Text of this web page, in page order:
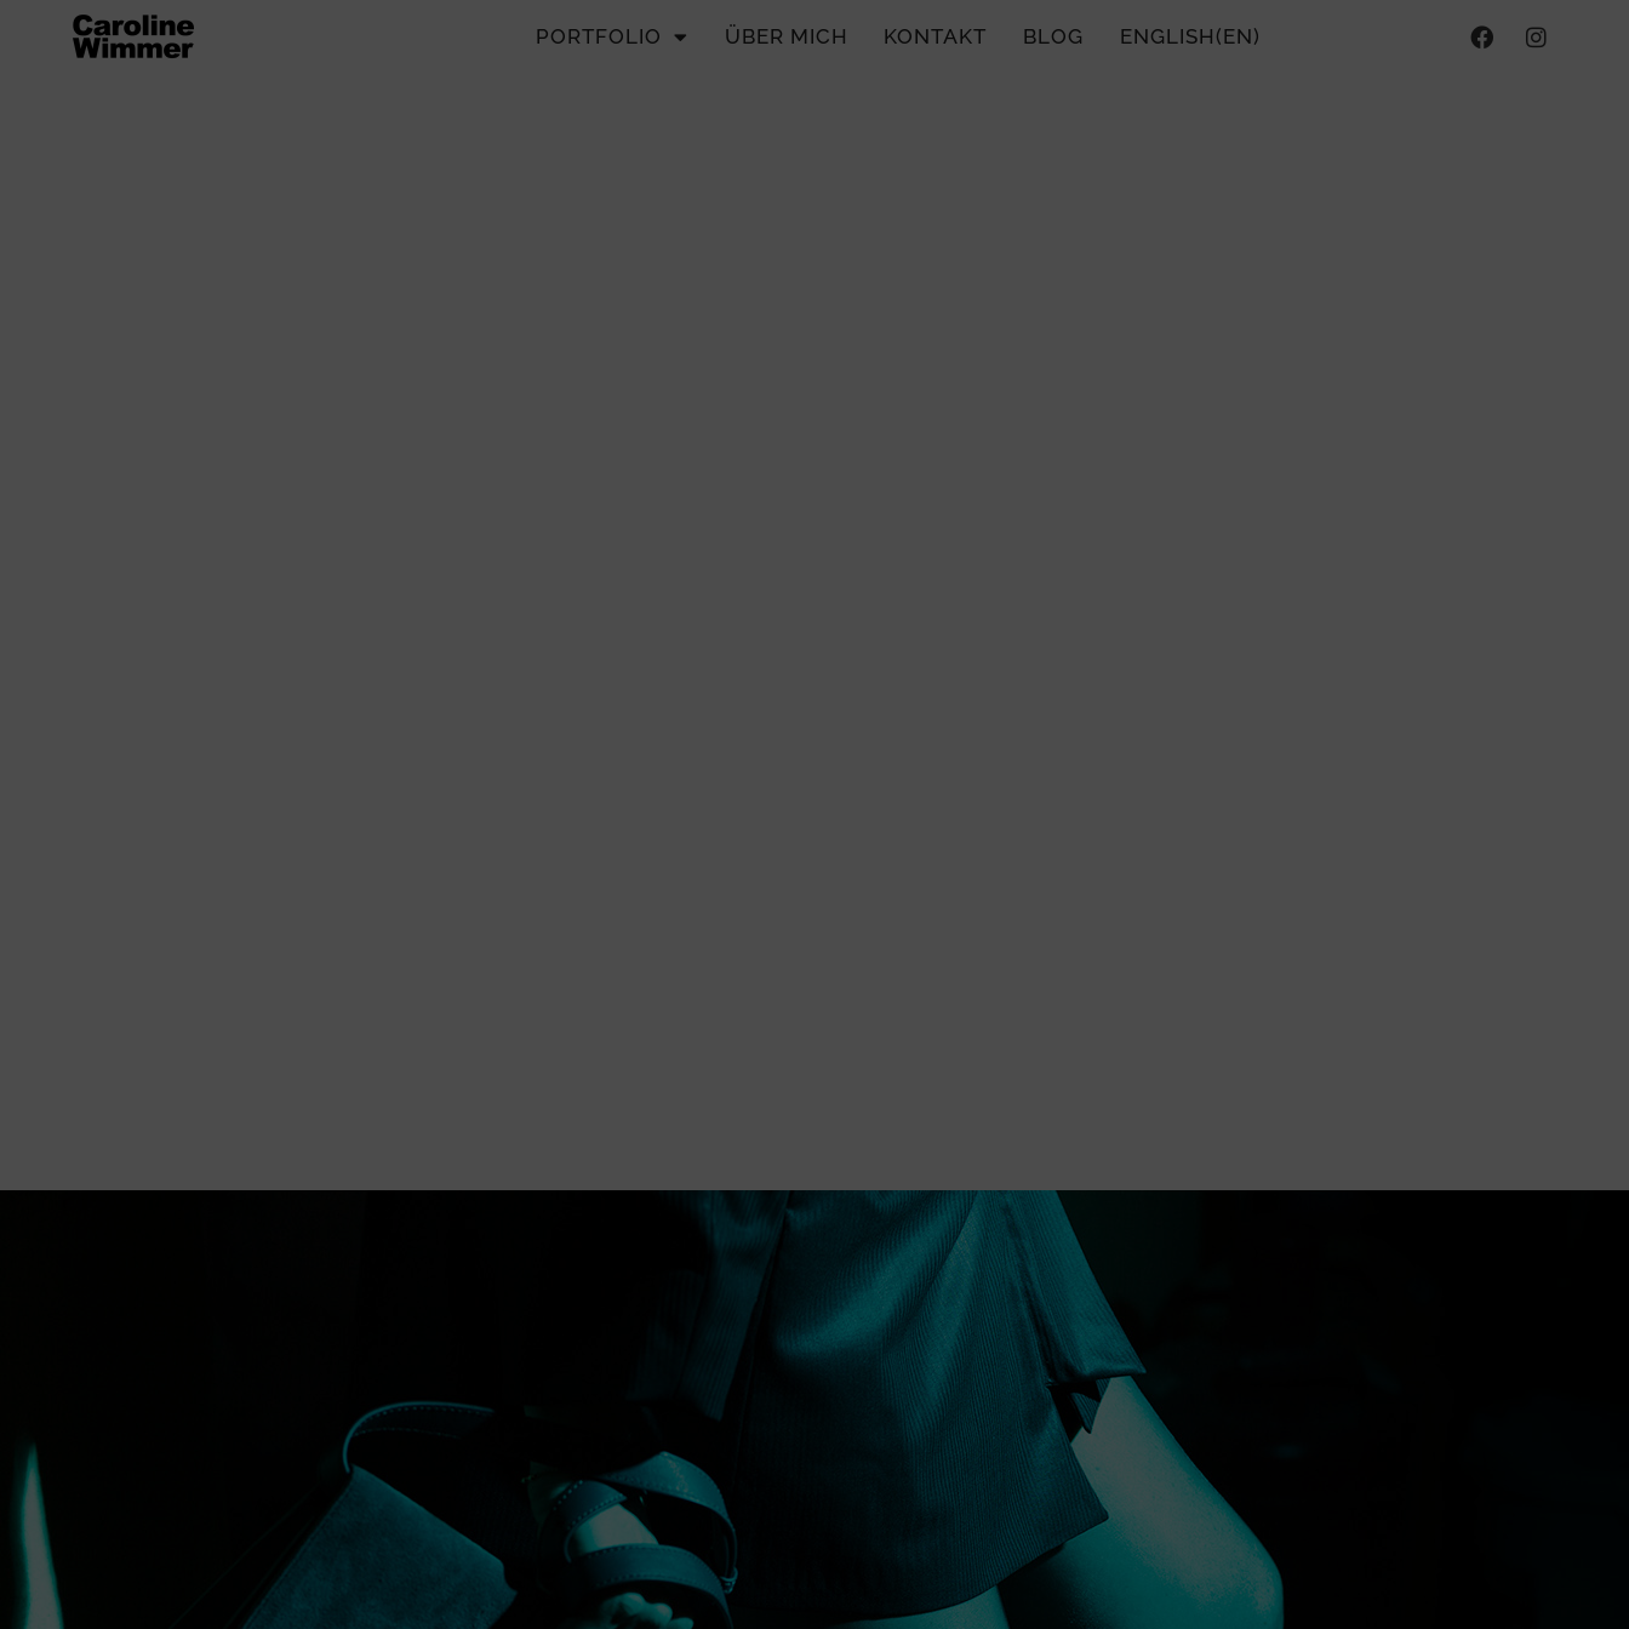
PORTFOLIO ÜBER MICH KONTAKT BLOG ENGLISH (EN)